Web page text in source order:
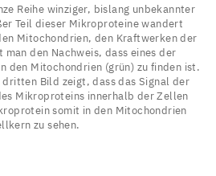
Reihe winziger, bislang unbekannter
Teil dieser Mikroproteine wandert
Mitochondrien, den Kraftwerken der
den Nachweis, dass eines der
den Mitochondrien (grün) zu finden ist.
dritten Bild zeigt, dass das Signal der
Mikroproteins innerhalb der Zellen
somit in den Mitochondrien
zu sehen.